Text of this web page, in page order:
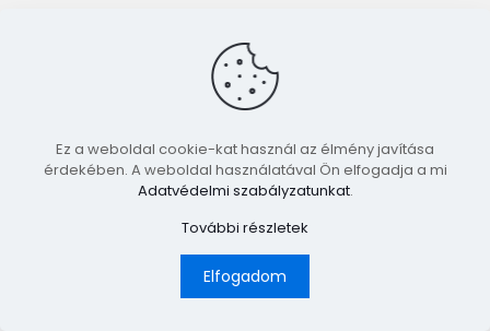
Ez a weboldal cookie-kat használ az élmény javítása
érdekében. A weboldal használatával Ön elfogadja a mi
Adatvédelmi szabályzatunkat.
További részletek
Elfogadom